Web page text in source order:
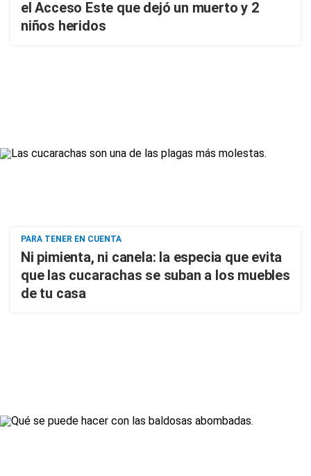
el Acceso Este que dejó un muerto y 2
niños heridos
PARA TENER EN CUENTA
Ni pimienta, ni canela: la especia que evita
que las cucarachas se suban a los muebles
de tu casa